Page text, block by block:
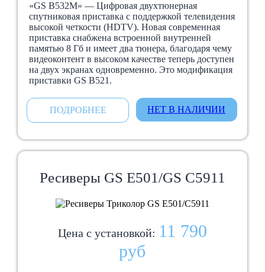
«GS B532М» — Цифровая двухтюнерная
спутниковая приставка с поддержкой телевидения
высокой четкости (HDTV). Новая современная
приставка снабжена встроенной внутренней
памятью 8 Гб и имеет два тюнера, благодаря чему
видеоконтент в высоком качестве теперь доступен
на двух экранах одновременно. Это модификация
приставки GS B521.
ПОДРОБНЕЕ НЕТ В НАЛИЧИИ
Ресиверы GS E501/GS C5911
Цена с установкой: 11 790
руб